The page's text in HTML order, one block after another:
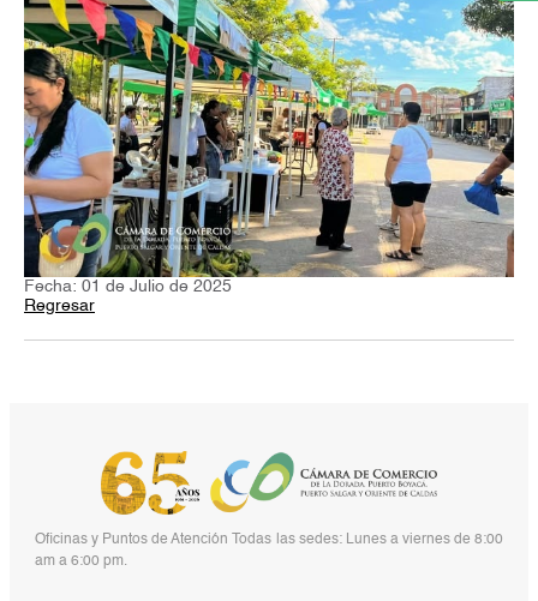
Fecha: 01 de Julio de 2025
Regresar
Oficinas y Puntos de Atención Todas las sedes: Lunes a viernes de 8:00
am a 6:00 pm.